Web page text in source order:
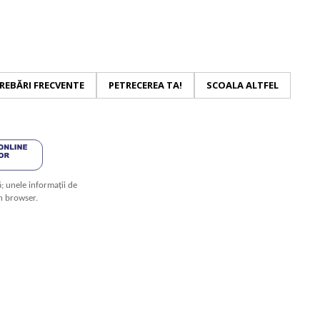
FRECVENTE PETRECEREA TA! SCOALA ALTFEL
unele informații de
browser.